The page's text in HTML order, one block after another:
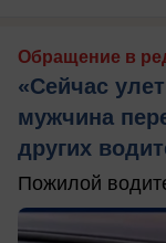
Обращение в
«Сейчас
мужчина
других
Пожилой